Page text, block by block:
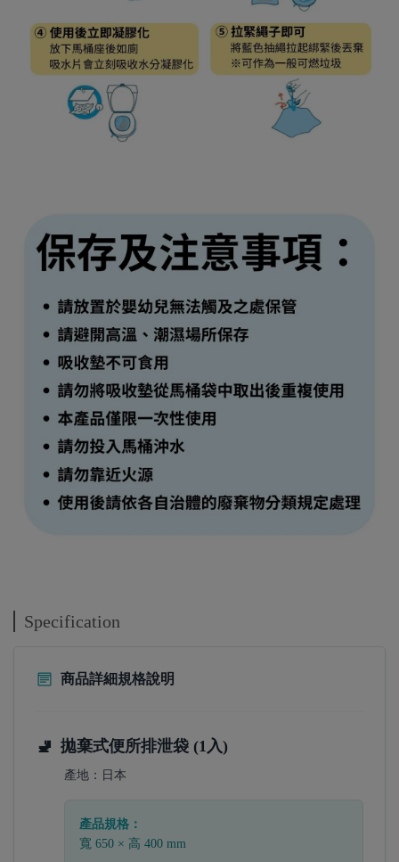
Specification
商品詳細規格說明
🚽 拋棄式便所排泄袋 (1入)
產地： 日本
產品規格：
寬 650 × 高 400 mm